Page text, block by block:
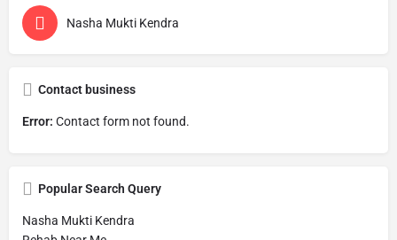
Nasha Mukti Kendra
Contact business
Error: Contact form not found.
Popular Search Query
Nasha Mukti Kendra